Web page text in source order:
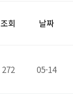
조회 날짜
272 05-14